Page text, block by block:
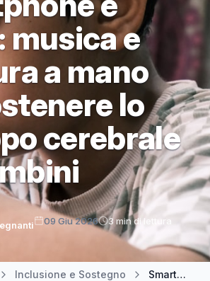
musica e
a mano
lo
cerebrale
09 Giu 2026 3 min di lettura
Inclusione e Sostegno Smartphone e social: musica e scrittura a mano per sostenere lo sviluppo cerebrale dei bambini